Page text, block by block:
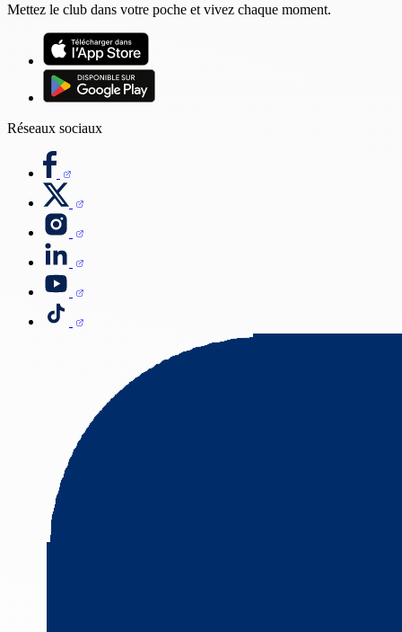
Mettez le club dans votre poche et vivez chaque moment.
Réseaux sociaux